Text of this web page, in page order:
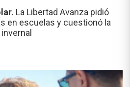
La Libertad Avanza pidió
en escuelas y cuestionó la